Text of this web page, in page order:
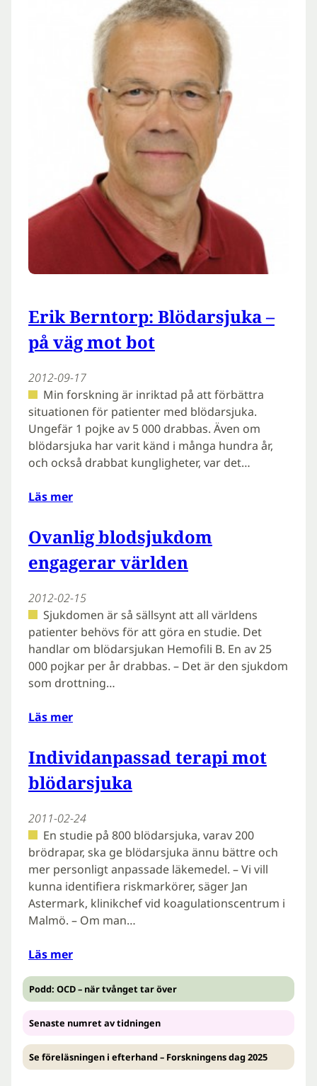
Erik Berntorp: Blödarsjuka –
på väg mot bot
2012-09-17
Min forskning är inriktad på att förbättra
situationen för patienter med blödarsjuka.
Ungefär 1 pojke av 5 000 drabbas. Även om
blödarsjuka har varit känd i många hundra år,
och också drabbat kungligheter, var det…
Läs mer
Ovanlig blodsjukdom
engagerar världen
2012-02-15
Sjukdomen är så sällsynt att all världens
patienter behövs för att göra en studie. Det
handlar om blödarsjukan Hemofili B. En av 25
000 pojkar per år drabbas. – Det är den sjukdom
som drottning…
Läs mer
Individanpassad terapi mot
blödarsjuka
2011-02-24
En studie på 800 blödarsjuka, varav 200
brödrapar, ska ge blödarsjuka ännu bättre och
mer personligt anpassade läkemedel. – Vi vill
kunna identifiera riskmarkörer, säger Jan
Astermark, klinikchef vid koagulationscentrum i
Malmö. – Om man…
Läs mer
Podd: OCD – när tvånget tar över
Senaste numret av tidningen
Se föreläsningen i efterhand – Forskningens dag 2025